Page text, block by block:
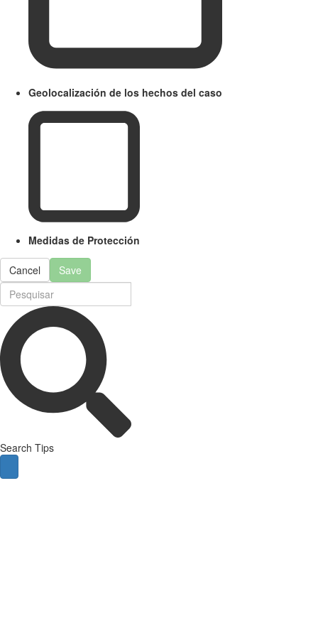
Geolocalización de los hechos del caso
Medidas de Protección
Cancel Save
Search Tips